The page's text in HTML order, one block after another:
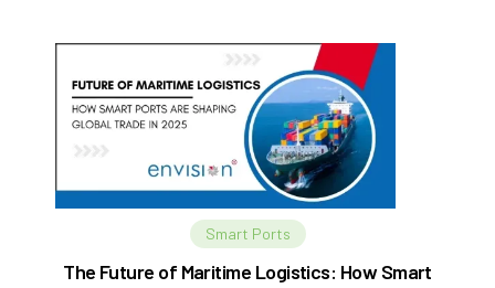
Smart Ports
The Future of Maritime Logistics: How Smart